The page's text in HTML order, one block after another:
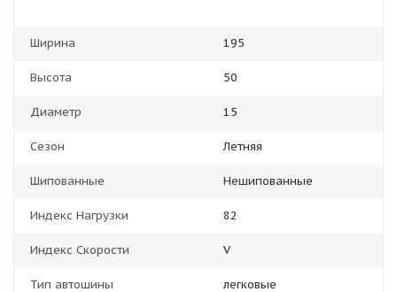
Ширина 195
Высота 50
Диаметр 15
Сезон Летняя
Шипованные Нешипованные
Индекс Нагрузки 82
Индекс Скорости V
Тип автошины легковые